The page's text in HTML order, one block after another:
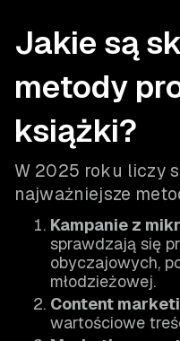
Jakie są
metody
książki?
W 2025 roku liczy
najważniejsze
Kampanie z
sprawdzają się
obyczajowych,
młodzieżowej.
Content
wartościowe